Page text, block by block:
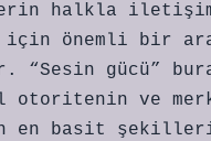
halkla
için önemli bir
“Sesin gücü”
otoritenin ve
en basit